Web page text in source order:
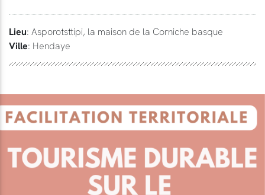
Lieu: Asporotsttipi, la maison de la Corniche basque
Ville: Hendaye